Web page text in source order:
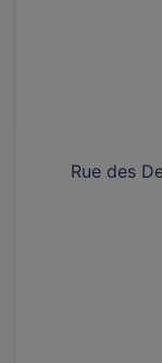
Rue des